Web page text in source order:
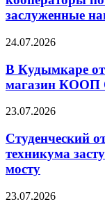
заслуженные
24.07.2026
В Кудымкаре
магазин
23.07.2026
Студенческий
техникума
мосту
23.07.2026